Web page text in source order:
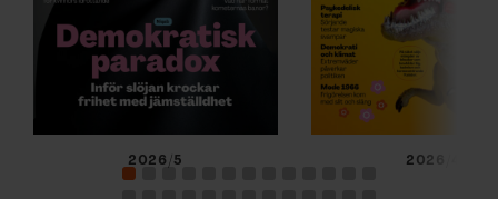
2026/5 2026/4